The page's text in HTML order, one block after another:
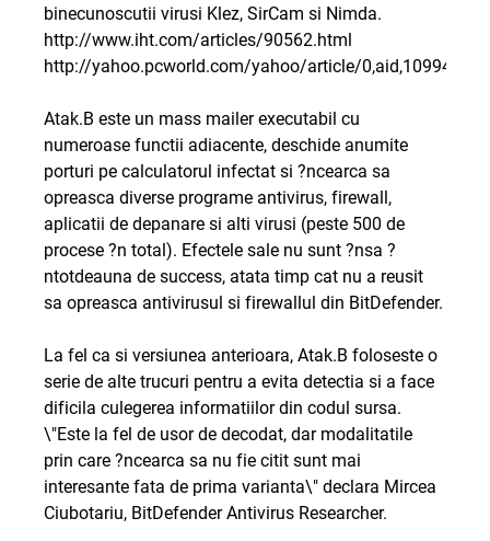
binecunoscutii virusi Klez, SirCam si Nimda.
http://www.iht.com/articles/90562.html
http://yahoo.pcworld.com/yahoo/article/
Atak.B este un mass mailer executabil cu
numeroase functii adiacente, deschide anumite
porturi pe calculatorul infectat si ?ncearca sa
opreasca diverse programe antivirus, firewall,
aplicatii de depanare si alti virusi (peste 500 de
procese ?n total). Efectele sale nu sunt ?nsa ?
ntotdeauna de success, atata timp cat nu a reusit
sa opreasca antivirusul si firewallul din BitDefender.
La fel ca si versiunea anterioara, Atak.B foloseste o
serie de alte trucuri pentru a evita detectia si a face
dificila culegerea informatiilor din codul sursa.
\"Este la fel de usor de decodat, dar modalitatile
prin care ?ncearca sa nu fie citit sunt mai
interesante fata de prima varianta\" declara Mircea
Ciubotariu, BitDefender Antivirus Researcher.